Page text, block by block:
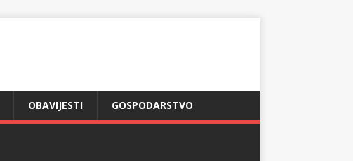
OBAVIJESTI GOSPODARSTVO